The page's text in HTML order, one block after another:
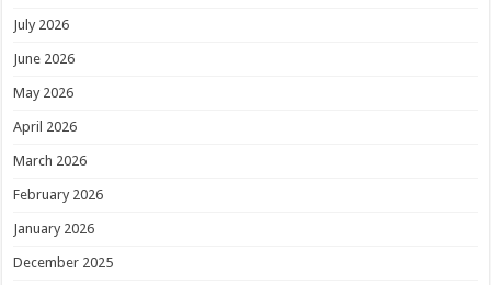
July 2026
June 2026
May 2026
April 2026
March 2026
February 2026
January 2026
December 2025